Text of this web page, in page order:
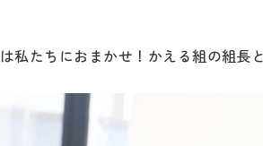
私たちにおまかせ！かえる組の組長